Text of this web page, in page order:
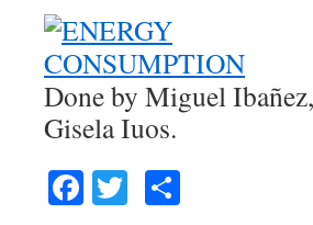
Done by Miguel
Gisela Iuos.
Facebook
Twitter